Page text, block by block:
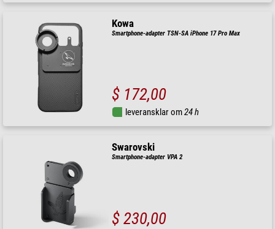
Kowa
Smartphone-adapter TSN-SA iPhone 17 Pro Max
$ 172,00
leveransklar om24 h
Swarovski
Smartphone-adapter VPA 2
$ 230,00